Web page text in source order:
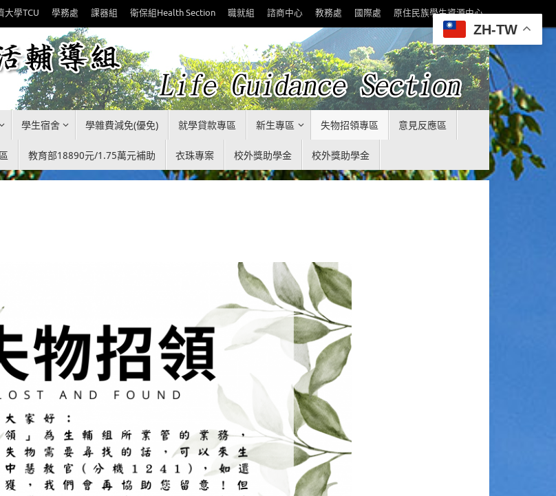
大學TCU 學務處 課器組 衛保組Health Section 職就組 諮商中心 教務處 國際處 原住民族學生資源中心
學生宿舍 學雜費減免(優免) 就學貸款專區 新生專區 失物招領專區 意見反應區
教育部18890元/1.75萬元補助 衣珠專案 校外獎助學金 校外獎助學金
ZH-TW